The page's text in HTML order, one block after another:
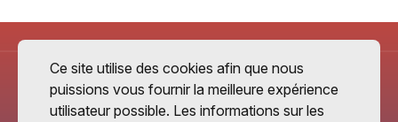
Ce site utilise des cookies afin que nous
puissions vous fournir la meilleure expérience
utilisateur possible. Les informations sur les